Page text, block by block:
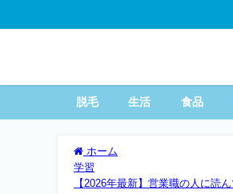
脱毛 生活 食品
ホーム
学習
【2026年最新】営業職の人に読